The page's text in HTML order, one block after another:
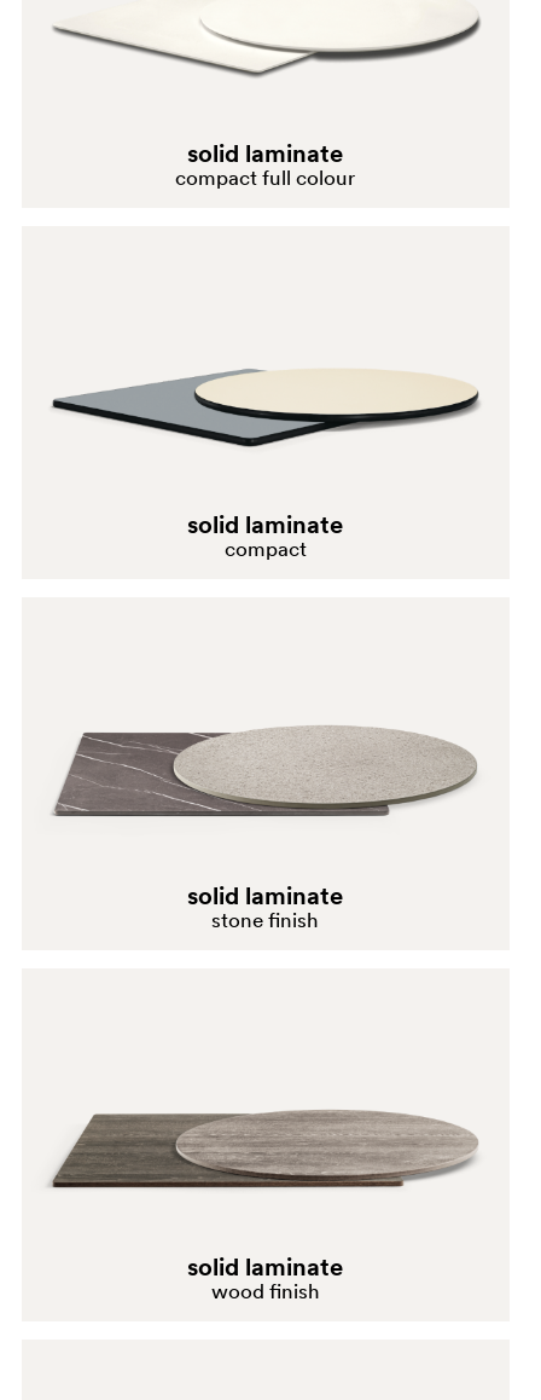
solid laminate
compact full colour
solid laminate
compact
solid laminate
stone finish
solid laminate
wood finish